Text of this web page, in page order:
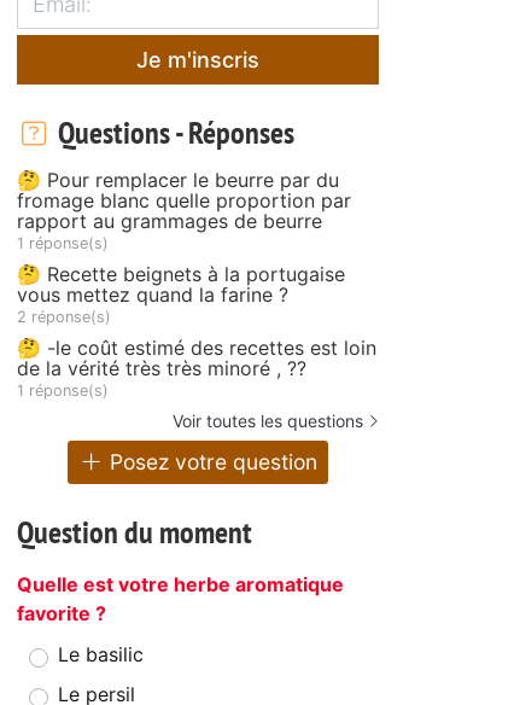
Je m'inscris
Questions - Réponses
🤔 Pour remplacer le beurre par du
fromage blanc quelle proportion par
rapport au grammages de beurre
1 réponse(s)
🤔 Recette beignets à la portugaise
vous mettez quand la farine ?
2 réponse(s)
🤔 -le coût estimé des recettes est loin
de la vérité très très minoré , ??
1 réponse(s)
Voir toutes les questions
Posez votre question
Question du moment
Quelle est votre herbe aromatique
favorite ?
Le basilic
Le persil